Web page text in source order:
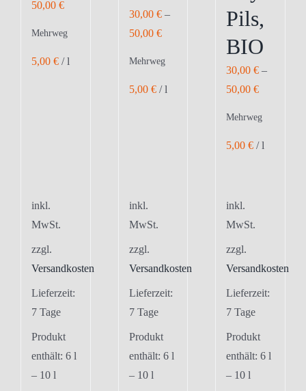
50,00 €
Mehrweg
5,00 € /l
inkl.
MwSt.
zzgl.
Versandkosten
Lieferzeit:
7 Tage
Produkt
enthält: 6 l
– 10 l
30,00 €–
50,00 €
Mehrweg
5,00 €/l
inkl.
MwSt.
zzgl.
Versandkosten
Lieferzeit:
7 Tage
Produkt
enthält: 6 l
– 10 l
Pils,
BIO
30,00€ –
50,00€
Mehrweg
5,00€ /l
inkl.
MwSt.
zzgl.
Versandkosten
Lieferzeit:
7 Tage
Produkt
enthält: 6l
– 10l